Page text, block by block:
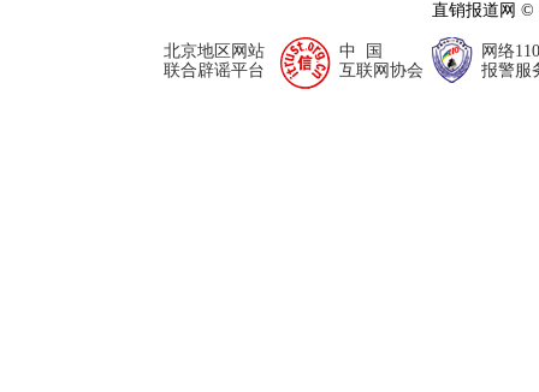
直销报道网
北京地区网站
联合辟谣平台
中 国
互联网协会
网络110
报警服